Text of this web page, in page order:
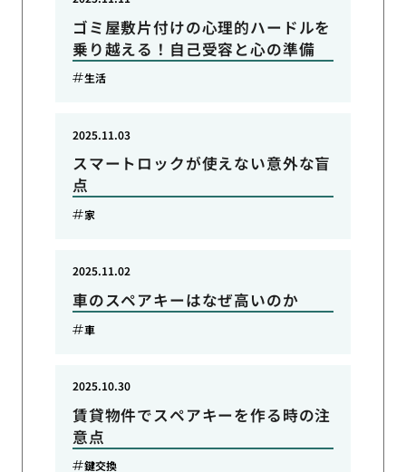
ゴミ屋敷片付けの心理的ハードルを
乗り越える！自己受容と心の準備
生活
スマートロックが使えない意外な盲
点
2025.11.03
家
車のスペアキーはなぜ高いのか
2025.11.02
車
賃貸物件でスペアキーを作る時の注
意点
2025.10.30
鍵交換